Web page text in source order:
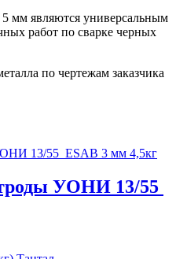
5 мм являются универсальным
работ по сварке черных
по чертежам заказчика
УОНИ 13/55